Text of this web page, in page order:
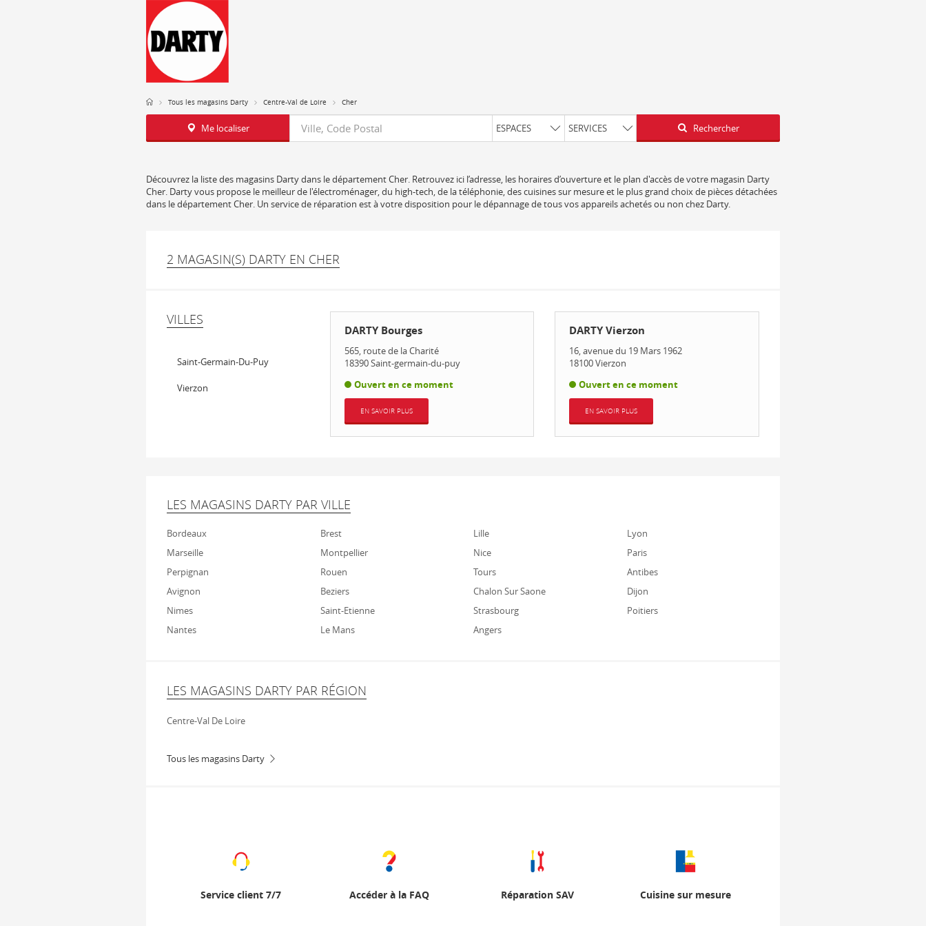
Tous les magasins Darty Centre-Val de Loire Cher
Me localiser Requête ESPACES SERVICES Latitude
Longitude Rechercher
Découvrez la liste des magasins Darty dans le département Cher. Retrouvez ici l’adresse, les horaires d’ouverture et le plan d'accès de votre magasin Darty
Cher. Darty vous propose le meilleur de l'électroménager, du high-tech, de la téléphonie, des cuisines sur mesure et le plus grand choix de pièces détachées
dans le département Cher. Un service de réparation est à votre disposition pour le dépannage de tous vos appareils achetés ou non chez Darty.
2 MAGASIN(S) DARTY EN CHER
VILLES
Saint-Germain-Du-Puy
Vierzon
DARTY Bourges
565, route de la Charité
18390Saint-germain-du-puy
Ouvert en ce moment
EN SAVOIR PLUS
DARTY Vierzon
16, avenue du 19 Mars 1962
18100Vierzon
Ouvert en ce moment
EN SAVOIR PLUS
LES MAGASINS DARTY PAR VILLE
Bordeaux Brest Lille
Lyon
Marseille
Montpellier Nice
Paris
Perpignan
Rouen Tours
Antibes
Avignon
Beziers Chalon Sur Saone
Dijon
Nimes
Saint-Etienne Strasbourg
Poitiers
Nantes
Le Mans Angers
LES MAGASINS DARTY PAR RÉGION
Centre-Val De Loire
Tous les magasins Darty
Service client 7/7 Accéder à la FAQ Réparation SAV Cuisine sur mesure